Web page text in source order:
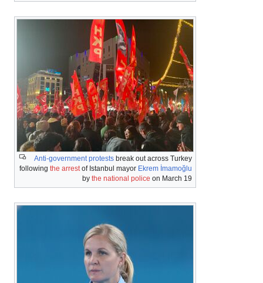
Anti-government protests break out across Turkey
following the arrest of Istanbul mayor Ekrem İmamoğlu
by the national police on March 19